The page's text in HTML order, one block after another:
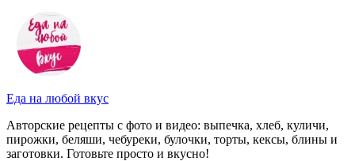
Перейти
содержимому
Еда на любой вкус
Авторские рецепты с фото и видео: выпечка, хлеб, куличи,
пирожки, беляши, чебуреки, булочки, торты, кексы, блины и
заготовки. Готовьте просто и вкусно!